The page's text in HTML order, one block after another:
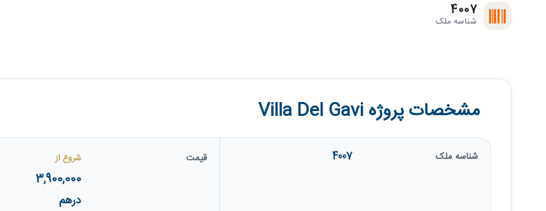
4007
شناسه ملک
مشخصات پروژه Villa Del Gavi
شناسه ملک 4007 قیمت شروع از
3,900,000
درهم